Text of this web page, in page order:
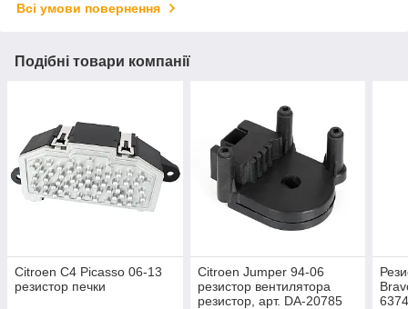
Всі умови повернення
Подібні товари компанії
Citroen C4 Picasso 06-13
резистор печки
Citroen Jumper 94-06
резистор вентилятора
резистор, арт. DA-20785